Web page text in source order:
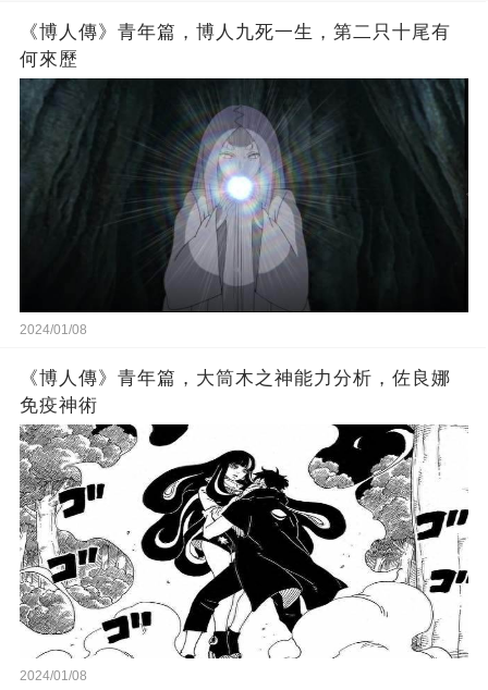
《博人傳》青年篇，博人九死一生，第二只十尾有
何來歷
2024/01/08
《博人傳》青年篇，大筒木之神能力分析，佐良娜
免疫神術
2024/01/08